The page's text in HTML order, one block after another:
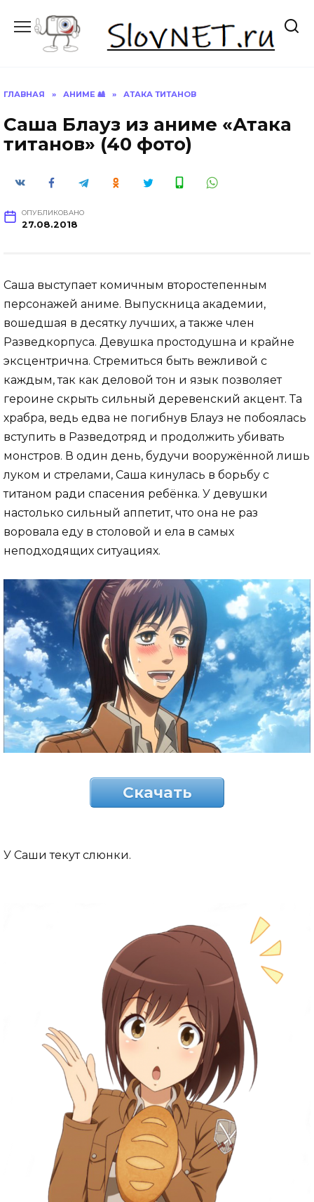
содержанию
ГЛАВНАЯ » АНИМЕ 🎎 » АТАКА ТИТАНОВ
Саша Блауз из аниме «Атака
титанов» (40 фото)
ОПУБЛИКОВАНО
27.08.2018
Саша выступает комичным второстепенным
персонажей аниме. Выпускница академии,
вошедшая в десятку лучших, а также член
Разведкорпуса. Девушка простодушна и крайне
эксцентрична. Стремиться быть вежливой с
каждым, так как деловой тон и язык позволяет
героине скрыть сильный деревенский акцент. Та
храбра, ведь едва не погибнув Блауз не побоялась
вступить в Разведотряд и продолжить убивать
монстров. В один день, будучи вооружённой лишь
луком и стрелами, Саша кинулась в борьбу с
титаном ради спасения ребёнка. У девушки
настолько сильный аппетит, что она не раз
воровала еду в столовой и ела в самых
неподходящих ситуациях.
Скачать
У Саши текут слюнки.